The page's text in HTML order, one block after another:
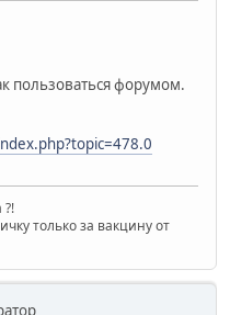
пользоваться форумом.
?!
только за вакцину от